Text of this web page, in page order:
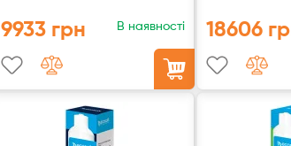
9933 грн В наявності 18606